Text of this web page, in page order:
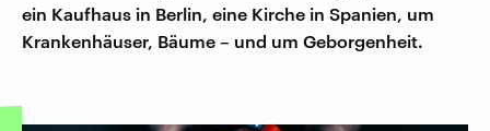
ein Kaufhaus in Berlin, eine Kirche in Spanien, um
Krankenhäuser, Bäume – und um Geborgenheit.